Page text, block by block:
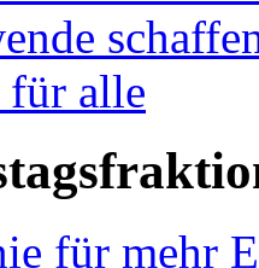
für alle
für mehr